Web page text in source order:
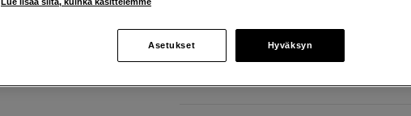
True Adaptive -melunvaimennus
Asetukset Hyväksyn